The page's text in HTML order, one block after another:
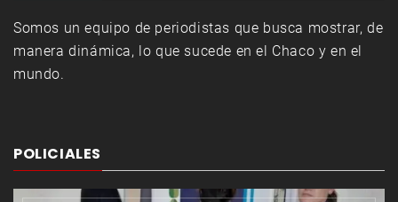
Somos un equipo de periodistas que busca mostrar, de
manera dinámica, lo que sucede en el Chaco y en el
mundo.
POLICIALES